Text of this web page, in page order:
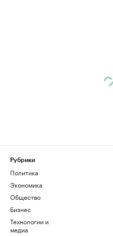
Рубрики
Политика
Экономика
Общество
Бизнес
Технологии и
медиа